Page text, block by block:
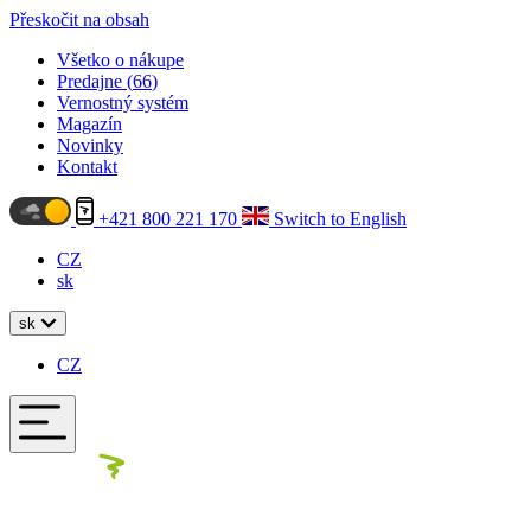
Přeskočit na obsah
Všetko o nákupe
Predajne (66)
Vernostný systém
Magazín
Novinky
Kontakt
+421 800 221 170
Switch to English
CZ
sk
sk
CZ